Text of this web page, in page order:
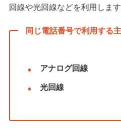
回線や光回線などを利用します
同じ電話番号で利用する
アナログ回線
光回線